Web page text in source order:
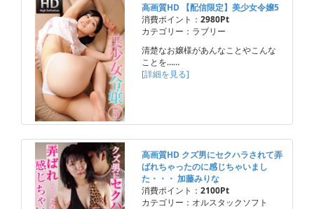
高画質HD 【配信限定】美少女令嬢5
消費ポイント： 2980Pt
カテゴリー：ラブリー
清楚なお嬢様があんなことやこんな
ことを……
[詳細を見る]
高画質HD クズ男にセクハラされて弄
ばれちゃったのに感じちゃいまし
た・・・ 加藤みりな
消費ポイント： 2100Pt
カテゴリー：オルスタックソフト